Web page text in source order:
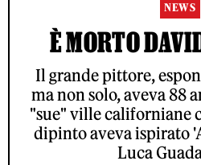
NEWS
È MORTO
Il grande pittore,
ma non solo, aveva 88
"sue" ville californiane
dipinto aveva ispirato
Luca